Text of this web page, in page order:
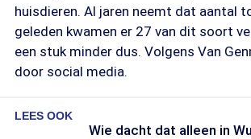
huisdieren. Al jaren neemt dat aantal
geleden kwamen er 27 van dit soort
een stuk minder dus. Volgens Van
door social media.
LEES OOK
Wie dacht dat alleen in